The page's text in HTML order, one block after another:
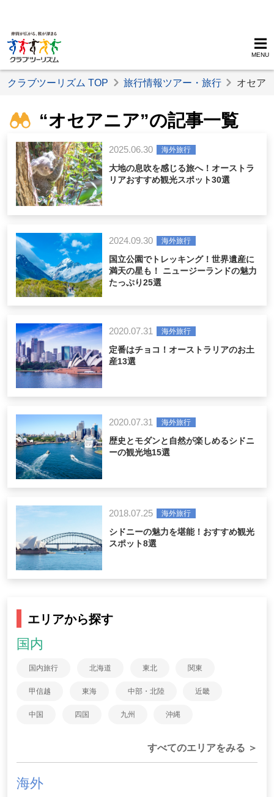
MENU
クラブツーリズム TOP 旅行情報ツアー・旅行 オセア
“オセアニア”の記事一覧
2025.06.30 海外旅行
大地の息吹を感じる旅へ！オーストラ
リアおすすめ観光スポット30選
2024.09.30 海外旅行
国立公園でトレッキング！世界遺産に
満天の星も！ ニュージーランドの魅力
たっぷり25選
2020.07.31 海外旅行
定番はチョコ！オーストラリアのお土
産13選
2020.07.31 海外旅行
歴史とモダンと自然が楽しめるシドニ
ーの観光地15選
2018.07.25 海外旅行
シドニーの魅力を堪能！おすすめ観光
スポット8選
エリアから探す
国内
国内旅行 北海道 東北 関東
甲信越 東海 中部・北陸 近畿
中国 四国 九州 沖縄
すべてのエリアをみる ＞
海外